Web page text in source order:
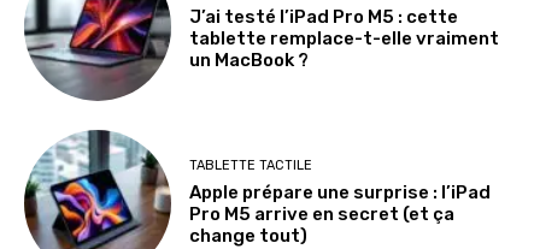
J’ai testé l’iPad Pro M5 : cette
tablette remplace-t-elle vraiment
un MacBook ?
TABLETTE TACTILE
Apple prépare une surprise : l’iPad
Pro M5 arrive en secret (et ça
change tout)